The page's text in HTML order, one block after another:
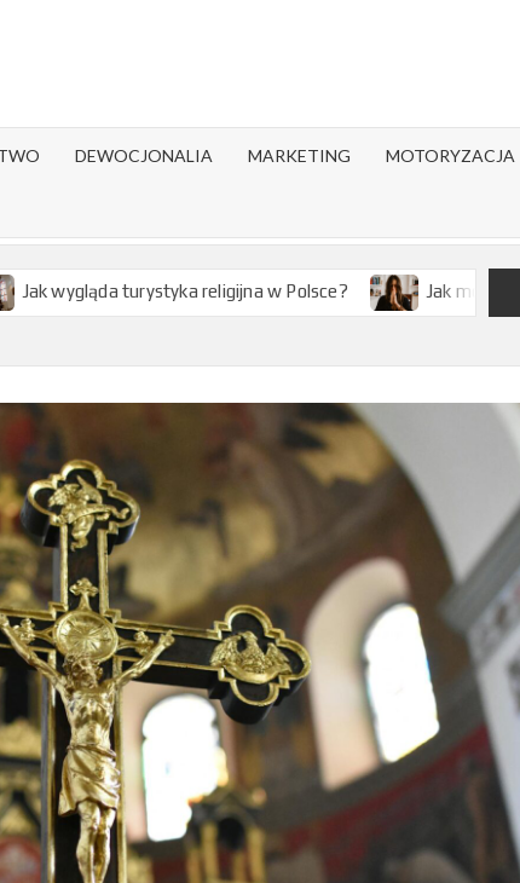
DEWOCJONALIA MARKETING MOTORYZACJA
religijna w Polsce? Jak modlitwa wpływa na